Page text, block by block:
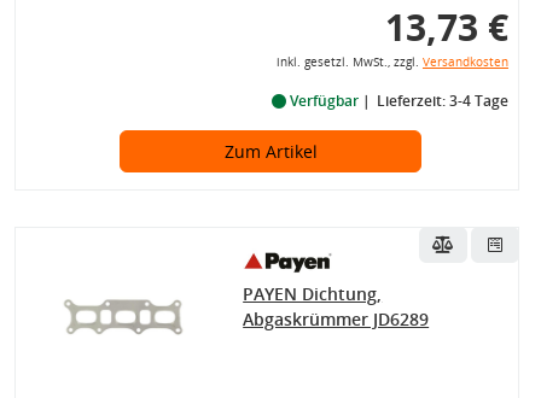
13,73 €
inkl. gesetzl. MwSt., zzgl. Versandkosten
Verfügbar Lieferzeit: 3-4 Tage
Zum Artikel
PAYEN Dichtung,
Abgaskrümmer JD6289